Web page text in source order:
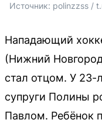
Источник: polinzzss /
Нападающий
(Нижний
стал отцом. У 23-
супруги Полины
Павлом. Ребёнок